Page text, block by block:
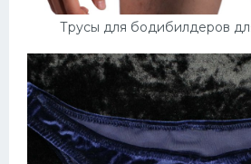
Трусы для бодибилдеров